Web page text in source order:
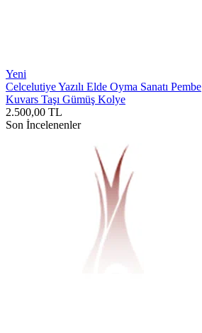
Yeni
Celcelutiye Yazılı Elde Oyma Sanatı Pembe
Kuvars Taşı Gümüş Kolye
2.500,00 TL
Son İncelenenler